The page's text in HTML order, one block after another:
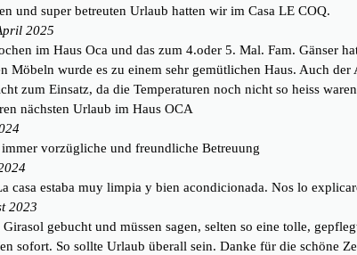
und super betreuten Urlaub hatten wir im Casa LE COQ.
2025
im Haus Oca und das zum 4.oder 5. Mal. Fam. Gänser
Möbeln wurde es zu einem sehr gemütlichen Haus. Auch
zum Einsatz, da die Temperaturen noch nicht so heiss
nächsten Urlaub im Haus OCA
vorzügliche und freundliche Betreuung
casa estaba muy limpia y bien acondicionada. Nos lo
2023
Girasol gebucht und müssen sagen, selten so eine tolle,
sofort. So sollte Urlaub überall sein. Danke für die schöne